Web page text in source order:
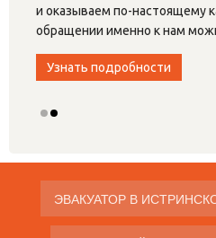
и оказываем по-настоящему
обращении именно к нам
Узнать подробности
ЭВАКУАТОР В